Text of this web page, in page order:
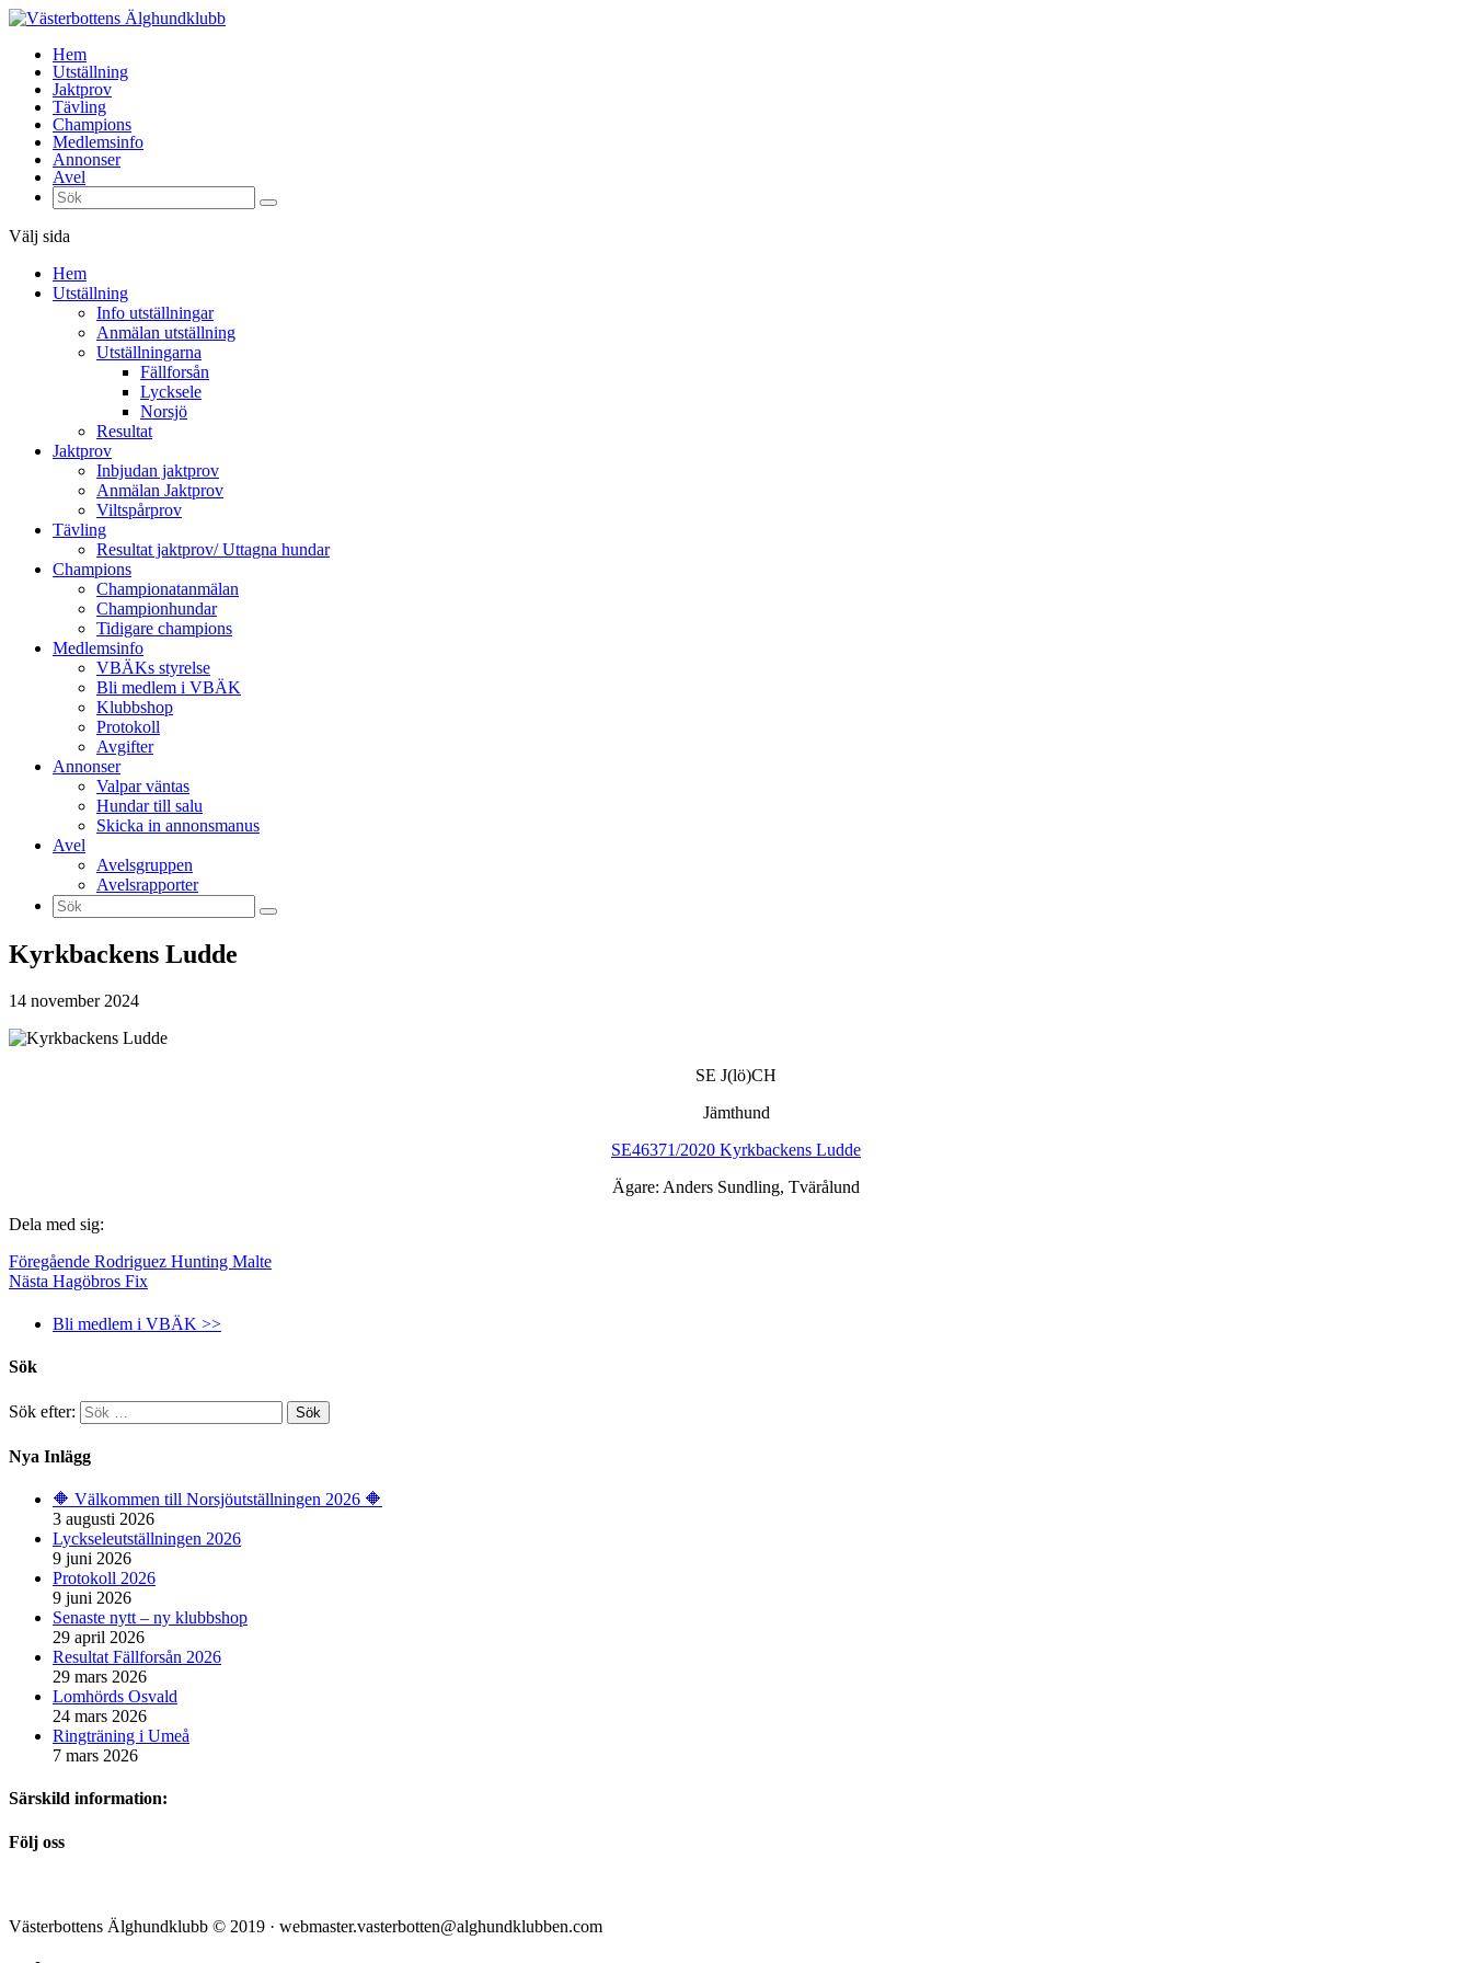
Hem
Utställning
Jaktprov
Tävling
Champions
Medlemsinfo
Annonser
Avel
Välj sida
Hem
Utställning
Info utställningar
Anmälan utställning
Utställningarna
Fällforsån
Lycksele
Norsjö
Resultat
Jaktprov
Inbjudan jaktprov
Anmälan Jaktprov
Viltspårprov
Tävling
Resultat jaktprov/ Uttagna hundar
Champions
Championatanmälan
Championhundar
Tidigare champions
Medlemsinfo
VBÄKs styrelse
Bli medlem i VBÄK
Klubbshop
Protokoll
Avgifter
Annonser
Valpar väntas
Hundar till salu
Skicka in annonsmanus
Avel
Avelsgruppen
Avelsrapporter
Kyrkbackens Ludde
14 november 2024
SE J(lö)CH
Jämthund
SE46371/2020 Kyrkbackens Ludde
Ägare: Anders Sundling, Tvärålund
Dela med sig:
Föregående Rodriguez Hunting Malte
Nästa Hagöbros Fix
Bli medlem i VBÄK >>
Sök
Sök efter:
Nya Inlägg
🔶️ Välkommen till Norsjöutställningen 2026 🔶️
3 augusti 2026
Lyckseleutställningen 2026
9 juni 2026
Protokoll 2026
9 juni 2026
Senaste nytt – ny klubbshop
29 april 2026
Resultat Fällforsån 2026
29 mars 2026
Lomhörds Osvald
24 mars 2026
Ringträning i Umeå
7 mars 2026
Särskild information:
Följ oss
Västerbottens Älghundklubb © 2019 · webmaster.vasterbotten@alghundklubben.com